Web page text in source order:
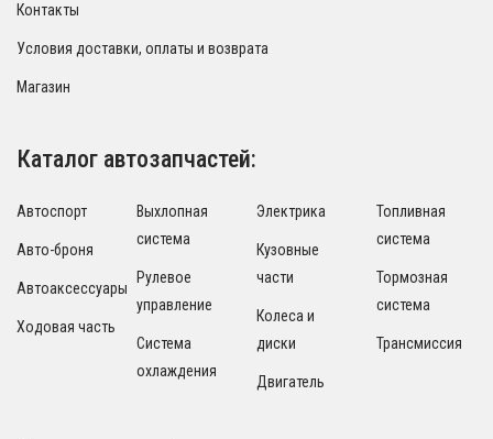
Контакты
Условия доставки, оплаты и возврата
Магазин
Каталог автозапчастей:
Автоспорт
Авто-броня
Автоаксессуары
Ходовая часть
Выхлопная
система
Рулевое
управление
Система
охлаждения
Электрика
Кузовные
части
Колеса и
диски
Двигатель
Топливная
система
Тормозная
система
Трансмиссия